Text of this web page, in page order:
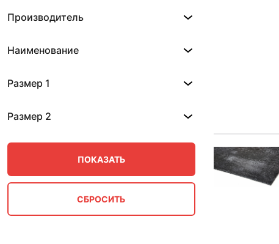
Производитель
Наименование
Размер 1
Размер 2